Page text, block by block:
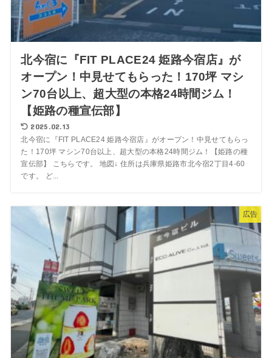
北今宿に『FIT PLACE24 姫路今宿店』が
オープン！中見せてもらった！170坪 マシ
ン70台以上、超大型の本格24時間ジム！
【姫路の種宣伝部】
2025.02.13
北今宿に『FIT PLACE24 姫路今宿店』がオープン！中見せてもらっ
た！170坪 マシン70台以上、超大型の本格24時間ジム！【姫路の種
宣伝部】 こちらです。 地図↓ 住所は兵庫県姫路市北今宿2丁目4-60
です。 ど...
広告